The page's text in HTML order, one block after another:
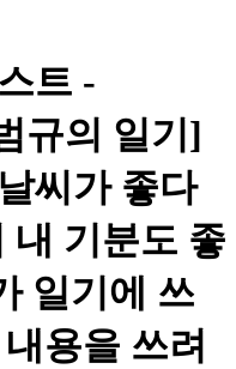
트 -
규의 일기]
씨가 좋다
내 기분도 좋
일기에 쓰
용을 쓰려